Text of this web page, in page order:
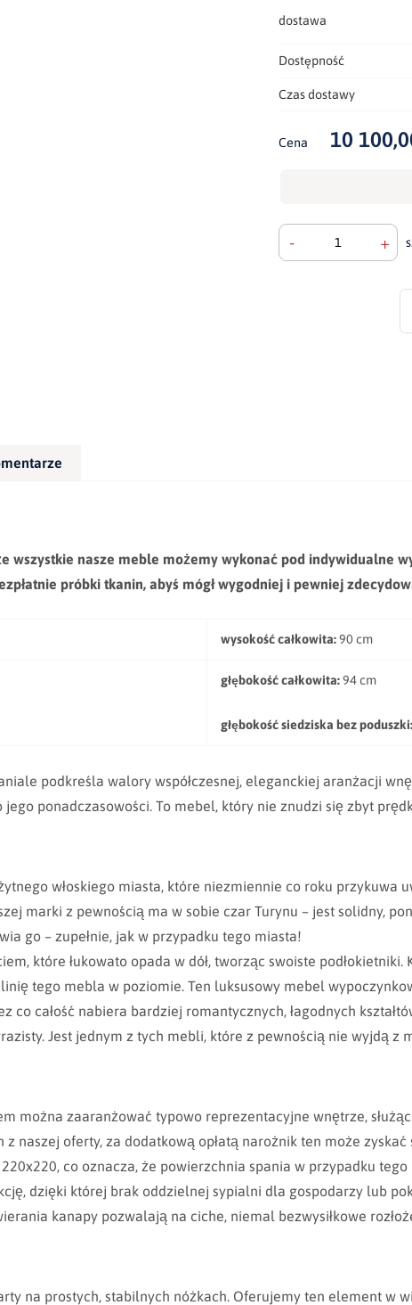
dostawa
Dostępność
Czas dostawy
Cena 10
- +
wszystkie nasze meble możemy wykonać pod indywidualne
próbki tkanin, abyś mógł wygodniej i pewniej
wysokość całkowita:90 cm
głębokość całkowita:94 cm
głębokość siedziska bez poduszki:
podkreśla walory współczesnej, eleganckiej aranżacji
ponadczasowości. To mebel, który nie znudzi się zbyt
włoskiego miasta, które niezmiennie co roku przykuwa
marki z pewnością ma w sobie czar Turynu – jest solidny,
go – zupełnie, jak w przypadku tego miasta!
które łukowato opada w dół, tworząc swoiste
tego mebla w poziomie. Ten luksusowy mebel
co całość nabiera bardziej romantycznych, łagodnych
Jest jednym z tych mebli, które z pewnością nie wyjdą z
można zaaranżować typowo reprezentacyjne wnętrze,
naszej oferty, za dodatkową opłatą narożnik ten może
co oznacza, że powierzchnia spania w przypadku
dzięki której brak oddzielnej sypialni dla gospodarzy lub
kanapy pozwalają na ciche, niemal bezwysiłkowe
na prostych, stabilnych nóżkach. Oferujemy ten element w